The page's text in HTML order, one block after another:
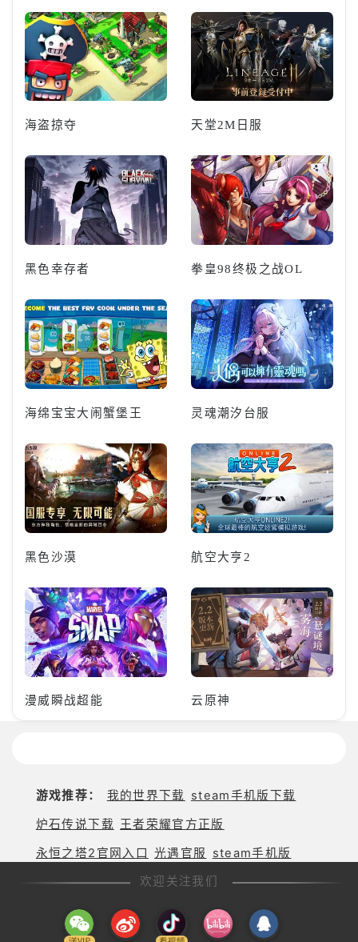
海盗掠夺 天堂2M日服
黑色幸存者 拳皇98终极之战OL
海绵宝宝大闹蟹堡王 灵魂潮汐台服
黑色沙漠 航空大亨2
漫威瞬战超能 云原神
游戏推荐： 我的世界下载 steam手机版下载
炉石传说下载 王者荣耀官方正版
永恒之塔2官网入口 光遇官服
steam手机版
欢迎关注我们